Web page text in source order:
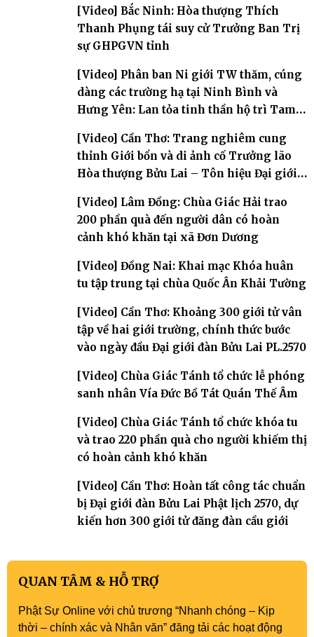
[Video] Bắc Ninh: Hòa thượng Thích
Thanh Phụng tái suy cử Trưởng Ban Trị
sự GHPGVN tỉnh
[Video] Phân ban Ni giới TW thăm, cúng
dàng các trường hạ tại Ninh Bình và
Hưng Yên: Lan tỏa tinh thần hộ trì Tam
[Video] Cần Thơ: Trang nghiêm cung
thỉnh Giới bổn và di ảnh cố Trưởng lão
Hòa thượng Bửu Lai – Tôn hiệu Đại giới
[Video] Lâm Đồng: Chùa Giác Hải trao
200 phần quà đến người dân có hoàn
cảnh khó khăn tại xã Đơn Dương
[Video] Đồng Nai: Khai mạc Khóa huân
tu tập trung tại chùa Quốc Ân Khải Tường
[Video] Cần Thơ: Khoảng 300 giới tử vân
tập về hai giới trường, chính thức bước
vào ngày đầu Đại giới đàn Bửu Lai PL.2570
[Video] Chùa Giác Tánh tổ chức lễ phóng
sanh nhân Vía Đức Bồ Tát Quán Thế Âm
[Video] Chùa Giác Tánh tổ chức khóa tu
và trao 220 phần quà cho người khiếm thị
có hoàn cảnh khó khăn
[Video] Cần Thơ: Hoàn tất công tác chuẩn
bị Đại giới đàn Bửu Lai Phật lịch 2570, dự
kiến hơn 300 giới tử đăng đàn cầu giới
QUAN TÂM & HỖ TRỢ
Phật Sự Online với chủ trương “Nhanh chóng – Kịp
thời – chính xác và Nhân văn” đăng tải các hoạt động